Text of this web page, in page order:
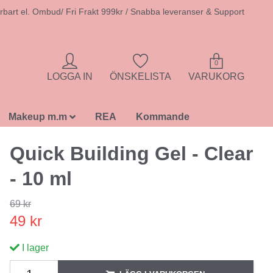
el. Ombud/ Fri Frakt 999kr / Snabba leveranser & Support
LOGGA IN ÖNSKELISTA
0
VARUKORG
Makeup m.m REA Kommande
Quick Building Gel - Clear
- 10 ml
69 kr
49 kr
I lager